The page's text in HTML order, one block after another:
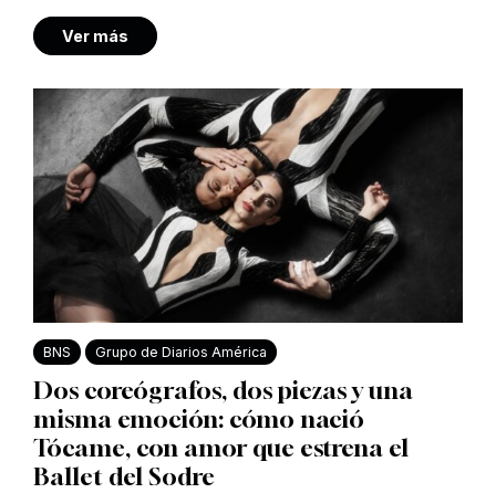
Ver más
BNS Grupo de Diarios América
Dos coreógrafos, dos piezas y una
misma emoción: cómo nació
Tócame, con amor que estrena el
Ballet del Sodre